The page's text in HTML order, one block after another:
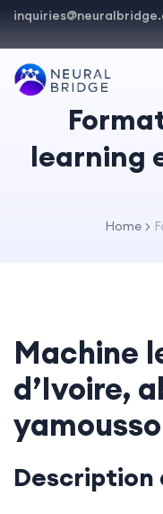
learning
Home
Machine
d’Ivoire,